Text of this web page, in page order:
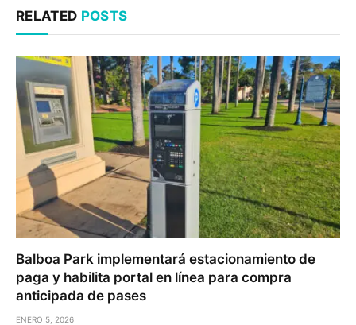
RELATED POSTS
Balboa Park implementará estacionamiento de
paga y habilita portal en línea para compra
anticipada de pases
ENERO 5, 2026